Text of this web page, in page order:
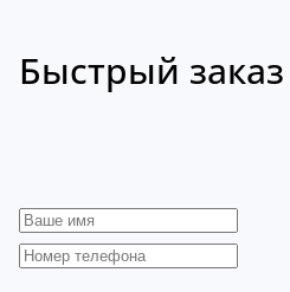
Быстрый заказ